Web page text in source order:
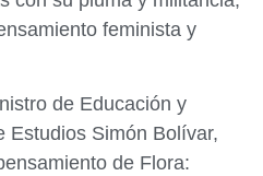
feminista y
de Educación y
Estudios Simón Bolívar,
de Flora: